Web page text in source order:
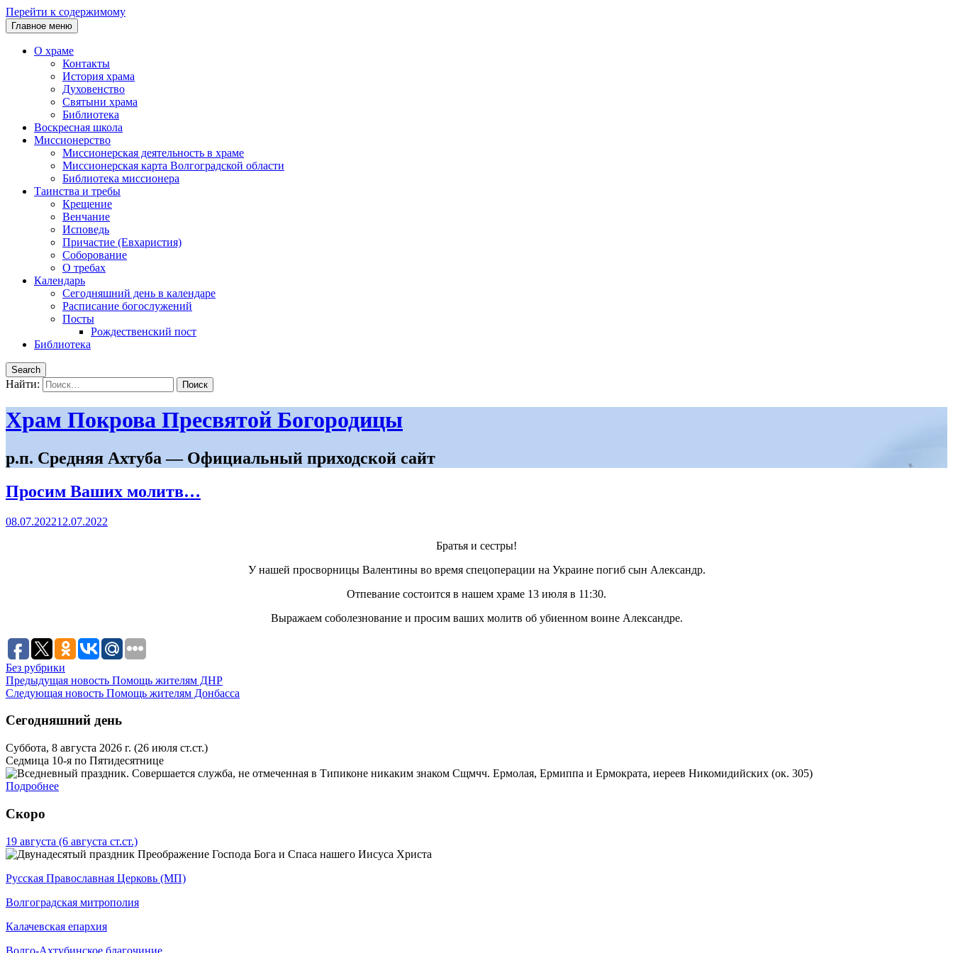
Перейти к содержимому
Главное меню
О храме
Контакты
История храма
Духовенство
Святыни храма
Библиотека
Воскресная школа
Миссионерство
Миссионерская деятельность в храме
Миссионерская карта Волгоградской области
Библиотека миссионера
Таинства и требы
Крещение
Венчание
Исповедь
Причастие (Евхаристия)
Соборование
О требах
Календарь
Сегодняшний день в календаре
Расписание богослужений
Посты
Рождественский пост
Библиотека
Search
Найти:
Храм Покрова Пресвятой Богородицы
р.п. Средняя Ахтуба — Официальный приходской сайт
Просим Ваших молитв…
08.07.202212.07.2022
Братья и сестры!
У нашей просворницы Валентины во время спецоперации на Украине погиб сын Александр.
Отпевание состоится в нашем храме 13 июля в 11:30.
Выражаем соболезнование и просим ваших молитв об убиенном воине Александре.
Без рубрики
Предыдущая новость Помощь жителям ДНР
Следующая новость Помощь жителям Донбасса
Сегодняшний день
Суббота, 8 августа 2026 г. (26 июля ст.ст.)
Седмица 10-я по Пятидесятнице
Сщмчч. Ермолая, Ермиппа и Ермократа, иереев Никомидийских (ок. 305)
Подробнее
Скоро
19 августа (6 августа ст.ст.)
Преображение Господа Бога и Спаса нашего Иисуса Христа
Русская Православная Церковь (МП)
Волгоградская митрополия
Калачевская епархия
Волго-Ахтубинское благочиние